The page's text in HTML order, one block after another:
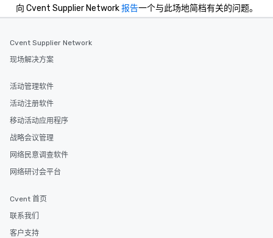
向 Cvent Supplier Network报告一个与此场地简档有关的问题。
Cvent Supplier Network
现场解决方案
活动管理软件
活动注册软件
移动活动应用程序
战略会议管理
网络民意调查软件
网络研讨会平台
Cvent 首页
联系我们
客户支持